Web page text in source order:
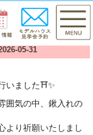
05-31
いました⛩️✨
囲気の中、鍬入れの
より祈願いたしまし